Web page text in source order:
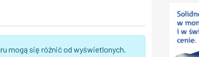
mogą się różnić od wyświetlonych.